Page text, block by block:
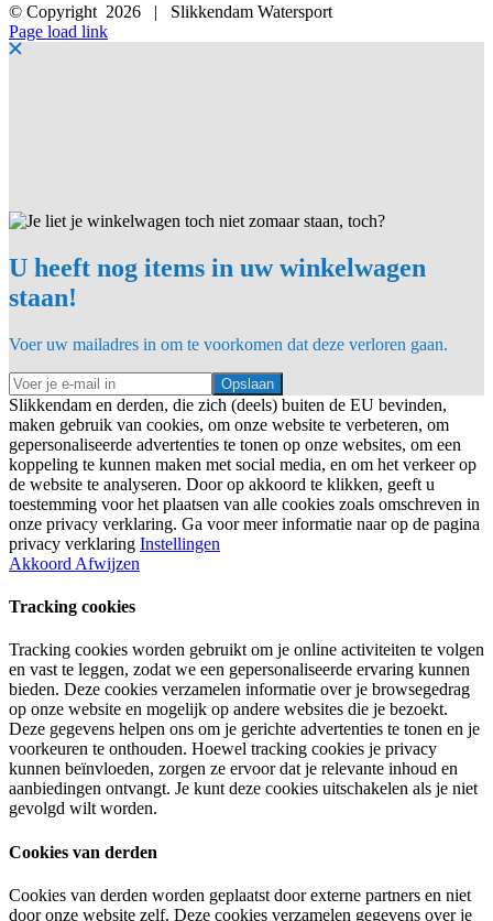
© Copyright 2026 | Slikkendam Watersport
Facebook
Instagram
LinkedIn
YouTube
X
E-
mail
Page load link
U heeft nog items in uw winkelwagen
staan!
Voer uw mailadres in om te voorkomen dat deze verloren gaan.
Opslaan
Slikkendam en derden, die zich (deels) buiten de EU bevinden,
maken gebruik van cookies, om onze website te verbeteren, om
gepersonaliseerde advertenties te tonen op onze websites, om een
koppeling te kunnen maken met social media, en om het verkeer op
de website te analyseren. Door op akkoord te klikken, geeft u
toestemming voor het plaatsen van alle cookies zoals omschreven in
onze privacy verklaring. Ga voor meer informatie naar op de pagina
privacy verklaring Instellingen
Akkoord Afwijzen
Tracking cookies
Tracking cookies worden gebruikt om je online activiteiten te volgen
en vast te leggen, zodat we een gepersonaliseerde ervaring kunnen
bieden. Deze cookies verzamelen informatie over je browsegedrag
op onze website en mogelijk op andere websites die je bezoekt.
Deze gegevens helpen ons om je gerichte advertenties te tonen en je
voorkeuren te onthouden. Hoewel tracking cookies je privacy
kunnen beïnvloeden, zorgen ze ervoor dat je relevante inhoud en
aanbiedingen ontvangt. Je kunt deze cookies uitschakelen als je niet
gevolgd wilt worden.
Cookies van derden
Cookies van derden worden geplaatst door externe partners en niet
door onze website zelf. Deze cookies verzamelen gegevens over je